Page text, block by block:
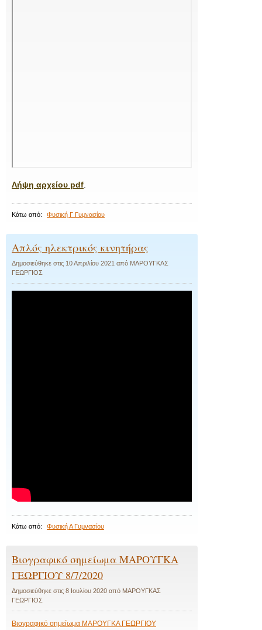
Λήψη αρχείου pdf
Κάτω από: Φυσική Γ Γυμνασίου
Απλός ηλεκτρικός κινητήρας
Δημοσιεύθηκε στις 10 Απριλίου 2021 από ΜΑΡΟΥΓΚΑΣ
ΓΕΩΡΓΙΟΣ
Κάτω από: Φυσική Α Γυμνασίου
Βιογραφικό σημείωμα ΜΑΡΟΥΓΚΑ
ΓΕΩΡΓΙΟΥ 8/7/2020
Δημοσιεύθηκε στις 8 Ιουλίου 2020 από ΜΑΡΟΥΓΚΑΣ
ΓΕΩΡΓΙΟΣ
Βιογραφικό σημείωμα ΜΑΡΟΥΓΚΑ ΓΕΩΡΓΙΟΥ